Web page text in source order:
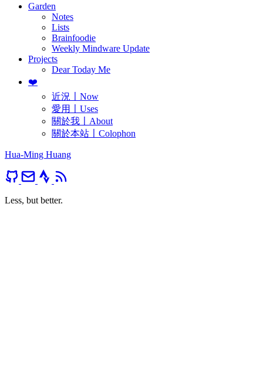
Garden
Notes
Lists
Brainfoodie
Weekly Mindware Update
Projects
Dear Today Me
❤️
近況〡Now
愛用〡Uses
關於我〡About
關於本站〡Colophon
Hua-Ming Huang
Less, but better.